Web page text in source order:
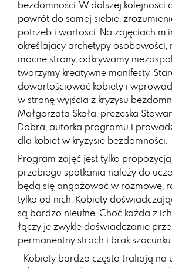
bezdomności. W dalszej kolejności
powrót do samej siebie,
potrzeb i wartości. Na zajęciach
określający archetypy osobowości,
mocne strony, odkrywamy
tworzymy kreatywne manifesty.
dowartościować kobiety i
w stronę wyjścia z kryzysu
Małgorzata Skała, prezeska
Dobra, autorka programu i
dla kobiet w kryzysie bezdomności.
Program zajęć jest tylko
przebiegu spotkania należy do
będą się angażować w rozmowę,
tylko od nich. Kobiety
są bardzo nieufne. Choć każda z
łączy je zwykle doświadczanie
permanentny strach i brak
- Kobiety bardzo często trafiają na